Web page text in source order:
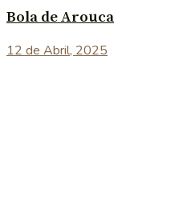
Bola de Arouca
12 de Abril, 2025